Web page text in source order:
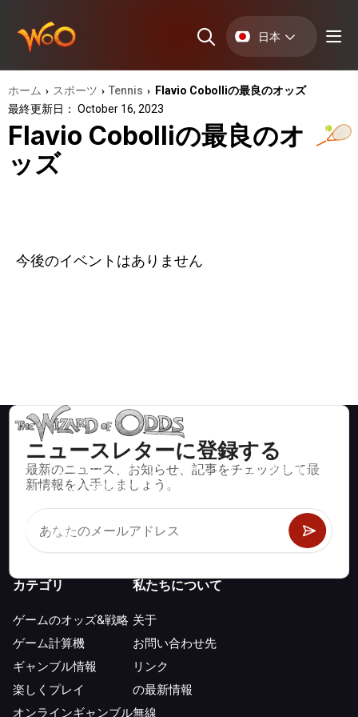
日本
ホーム › スポーツ › Tennis › Flavio Cobolliの最良のオッズ
最終更新日： October 16, 2023
Flavio Cobolliの最良のオ
ッズ
今後のイベントはありません
ニュースレターに登録する
最新のニュース、お知らせ、記事をチェックして最
新情報を入手しましょう。
ブラックジャック、クラップス、ルーレットなど、数百種類の
カジノゲームで数学的に正しい戦略と情報。
カテゴリ
ゲームのオッズ&戦略
ゲーム計算機
ギャンブル情報
楽しくプレイ
オンラインギャンブル
私たちについて
关于
お問い合わせ先
リンク
の最新情報
無線